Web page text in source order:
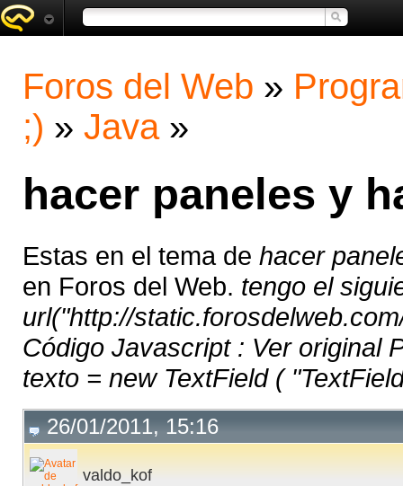
Foros del Web »
;) » Java »
hacer paneles y
Estas en el tema de hacer
en Foros del Web. tengo el
url("http://
Código Javascript : Ver original
texto = new TextField (
26/01/2011, 15:16
valdo_kof